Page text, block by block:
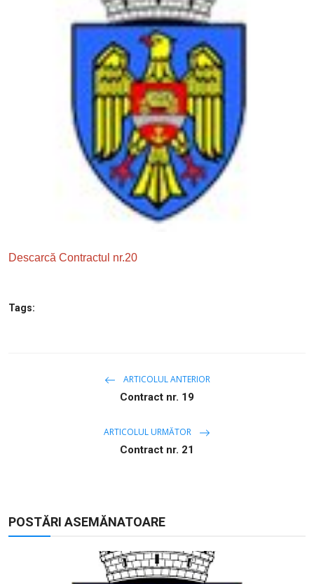
Căutați pe Internet
Descarcă Contractul nr.20
Tags:
ARTICOLUL ANTERIOR
Contract nr. 19
ARTICOLUL URMĂTOR
Contract nr. 21
POSTĂRI ASEMĂNATOARE